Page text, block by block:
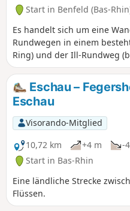
Start in Benfeld (Bas-
Es handelt sich um eine
Rundwegen in einem
Ring) und der Ill-Rundweg
Rundwege oder nur einen
ist recht einfach, da es
Rundwanderung beginnt
dann durch Wälder und
Muhlbach und Ill auf
Asphalt).
Eschau –
Eschau
Visorando-Mitglied
10,72 km
+4 m -
Start in Bas-Rhin
Eine ländliche Strecke
Flüssen.